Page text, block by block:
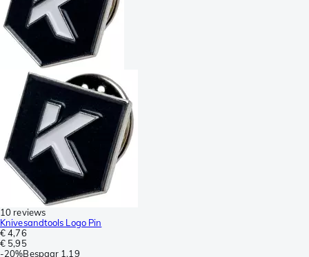
10 reviews
Knivesandtools Logo Pin
€ 4,76
€ 5,95
-20%Bespaar 1,19